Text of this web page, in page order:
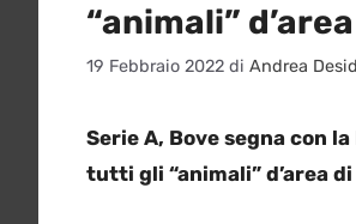
“animali”
19 Febbraio 2022 di Andrea
Serie A, Bove segna con
tutti gli “animali” d’area